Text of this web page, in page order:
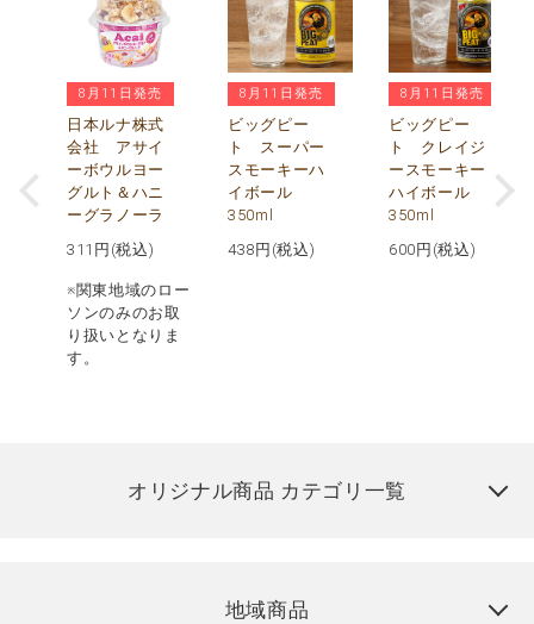
8月11日発売
日本ルナ株式
会社 アサイ
ーボウルヨー
グルト＆ハニ
ーグラノーラ
311 円(税込)
※関東地域のロー
ソンのみのお取
り扱いとなりま
す。
8月11日発売
ビッグピー
ト スーパー
スモーキーハ
イボール
350ml
438 円(税込)
8月11日発売
ビッグピー
ト クレイジ
ースモーキー
ハイボール
350ml
600 円(税込)
オリジナル商品 カテゴリ一覧
地域商品